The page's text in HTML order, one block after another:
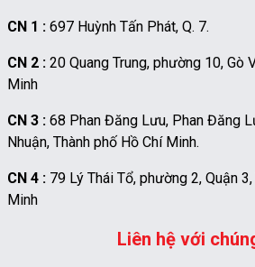
CN 1 : 697 Huỳnh Tấn Phát, Q. 7.
CN 2 : 20 Quang Trung, phường 10, Gò
Minh
CN 3 : 68 Phan Đăng Lưu, Phan Đăng
Nhuận, Thành phố Hồ Chí Minh.
CN 4 : 79 Lý Thái Tổ, phường 2, Quận
Minh
Liên hệ với